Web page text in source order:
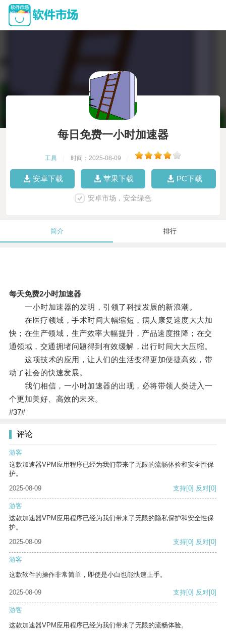
每日免费一小时加速器
工具 时间：2025-08-09
安卓下载 苹果下载 PC下载
安卓市场，安全绿色
简介 排行
每天免费2小时加速器
一小时加速器的发明，引领了科技发展的新浪潮。
在医疗领域，手术时间大幅缩短，病人康复速度大大加
快；在生产领域，生产效率大幅提升，产品速度推降；在交
通领域，交通拥堵问题得到有效缓解，出行时间大大压缩。
这项技术的应用，让人们的生活变得更加便捷高效，带
动了社会的快速发展。
我们相信，一小时加速器的出现，必将带领人类进入一
个更加美好、高效的未来。
#37#
评论
游客
这款加速器VPM应用程序已经为我们带来了无限的流畅体验和安全性保
护。
2025-08-09
支持[0] 反对[0]
游客
这款加速器VPM应用程序已经为我们带来了无限的隐私保护和安全性保
护。
2025-08-09
支持[0] 反对[0]
游客
这款软件的操作非常简单，即使是小白也能快速上手。
2025-08-09 支持[0] 反对[0]
游客
这款加速器VPM应用程序已经为我们带来了无限的流畅体验。